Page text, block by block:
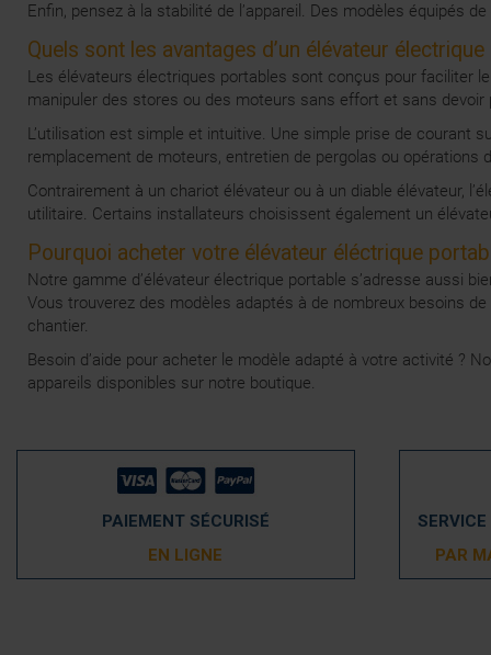
Enfin, pensez à la stabilité de l’appareil. Des modèles équipés
Quels sont les avantages d’un élévateur
Les élévateurs électriques portables sont conçus pour faciliter
manipuler des stores ou des moteurs sans effort et sans devoir
L’utilisation est simple et intuitive. Une simple prise de
remplacement de moteurs, entretien de pergolas ou opérations
Contrairement à un chariot élévateur ou à un diable élévateur,
utilitaire. Certains installateurs choisissent également un
Pourquoi acheter votre élévateur éléctrique
Notre gamme d’élévateur électrique portable s’adresse aussi
Vous trouverez des modèles adaptés à de nombreux besoins
chantier.
Besoin d’aide pour acheter le modèle adapté à votre activité ?
appareils disponibles sur notre boutique.
PAIEMENT SÉCURISÉ
EN LIGNE
PAR